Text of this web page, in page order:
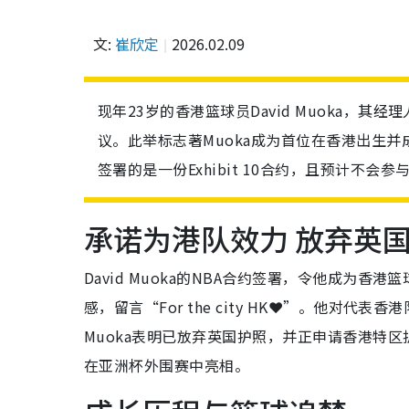
文: 崔欣定 2026.02.09
现年23岁的香港篮球员David Muoka，其经
议。此举标志著Muoka成为首位在香港出生
签署的是一份Exhibit 10合约，且预计不会参
承诺为港队效力 放弃英
David Muoka的NBA合约签署，令他成为香港
感，留言“For the city HK❤️”。他对代表香港
Muoka表明已放弃英国护照，并正申请香港特
在亚洲杯外围赛中亮相。